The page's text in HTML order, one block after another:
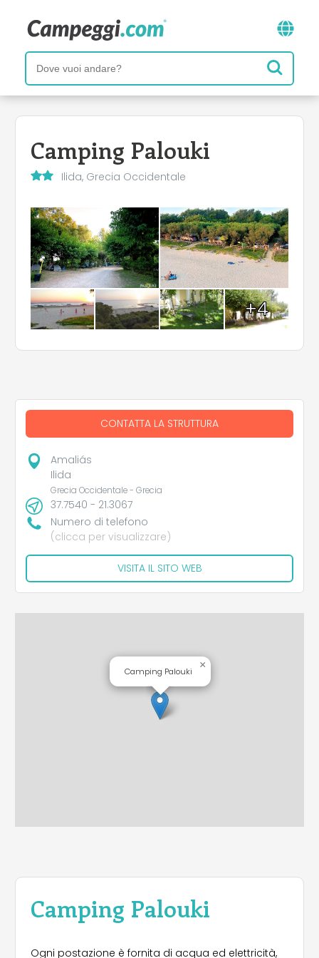
Camping Palouki
Ilida, Grecia Occidentale
+4
Camping Palouki
Ogni postazione è fornita di acqua ed elettricità,
CONTATTA LA STRUTTURA
Amaliás
Ilida
Grecia Occidentale - Grecia
37.7540 - 21.3067
Numero di telefono
(clicca per visualizzare)
VISITA IL SITO WEB
Camping Palouki
×